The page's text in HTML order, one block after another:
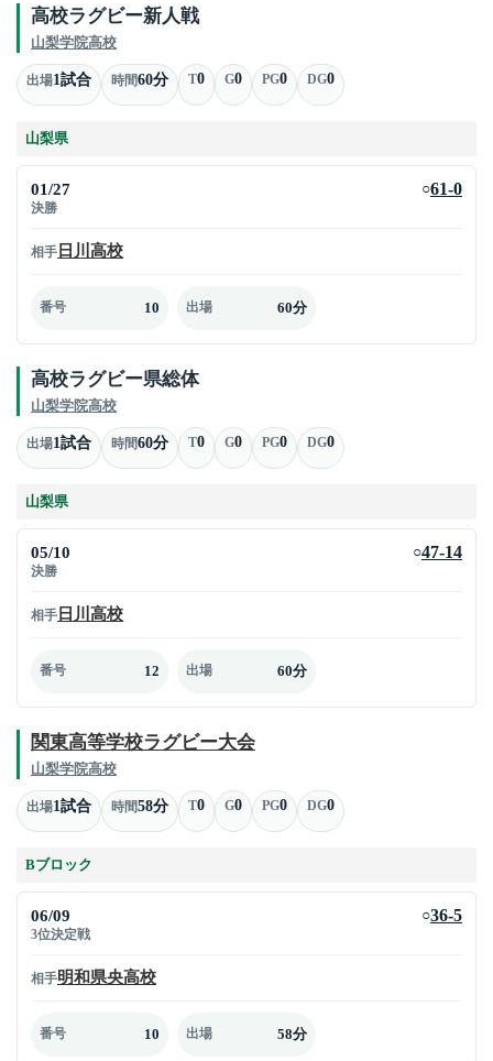
高校ラグビー新人戦
山梨学院高校
出場1試合 時間60分 T0 G0 PG0 DG0
山梨県
01/27
決勝
○61-0
相手 日川高校
番号 10 出場 60分
高校ラグビー県総体
山梨学院高校
出場1試合 時間60分 T0 G0 PG0 DG0
山梨県
05/10
決勝
○47-14
相手 日川高校
番号 12 出場 60分
関東高等学校ラグビー大会
山梨学院高校
出場1試合 時間58分 T0 G0 PG0 DG0
Bブロック
06/09
3位決定戦
○36-5
相手明和県央高校
番号 10 出場 58分